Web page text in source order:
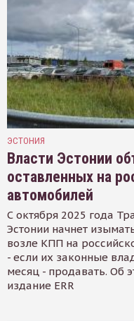
ЭСТОНИЯ
Власти Эстонии
оставленных на
автомобилей
С октября 2025 года
Эстонии начнет
возле КПП на
- если их законные
месяц - продавать. Об
издание ERR